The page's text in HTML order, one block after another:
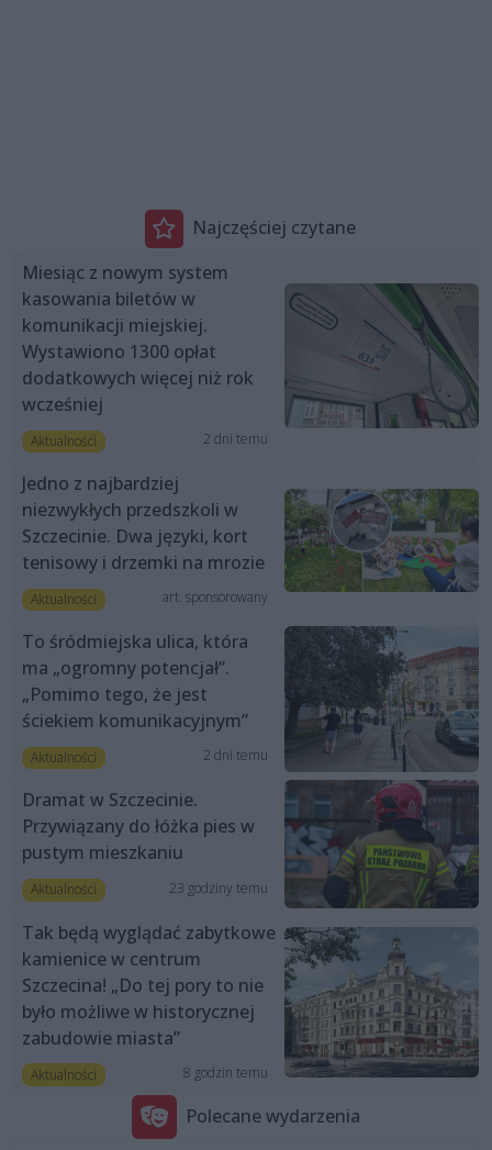
Najczęściej czytane
Miesiąc z nowym system
kasowania biletów w
komunikacji miejskiej.
Wystawiono 1300 opłat
dodatkowych więcej niż rok
wcześniej
Aktualności 2 dni temu
Jedno z najbardziej
niezwykłych przedszkoli w
Szczecinie. Dwa języki, kort
tenisowy i drzemki na mrozie
Aktualności art. sponsorowany
To śródmiejska ulica, która
ma „ogromny potencjał”.
„Pomimo tego, że jest
ściekiem komunikacyjnym”
Aktualności 2 dni temu
Dramat w Szczecinie.
Przywiązany do łóżka pies w
pustym mieszkaniu
Aktualności 23 godziny temu
Tak będą wyglądać zabytkowe
kamienice w centrum
Szczecina! „Do tej pory to nie
było możliwe w historycznej
zabudowie miasta”
Aktualności 8 godzin temu
Polecane wydarzenia